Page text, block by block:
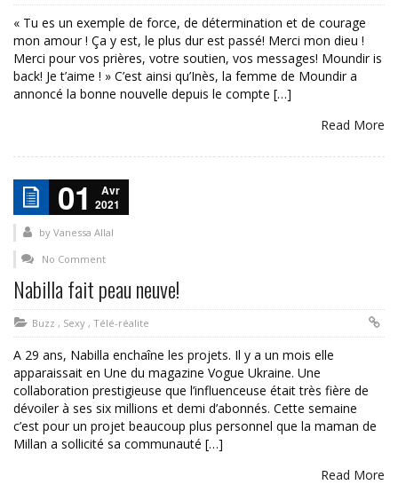
« Tu es un exemple de force, de détermination et de courage
mon amour ! Ça y est, le plus dur est passé! Merci mon dieu !
Merci pour vos prières, votre soutien, vos messages! Moundir is
back! Je t’aime ! » C’est ainsi qu’Inès, la femme de Moundir a
annoncé la bonne nouvelle depuis le compte […]
Read More
01
Avr
2021
by Vanessa Allal
No Comment
Nabilla fait peau neuve!
Buzz , Sexy , Télé-réalite
A 29 ans, Nabilla enchaîne les projets. Il y a un mois elle
apparaissait en Une du magazine Vogue Ukraine. Une
collaboration prestigieuse que l’influenceuse était très fière de
dévoiler à ses six millions et demi d’abonnés. Cette semaine
c’est pour un projet beaucoup plus personnel que la maman de
Millan a sollicité sa communauté […]
Read More